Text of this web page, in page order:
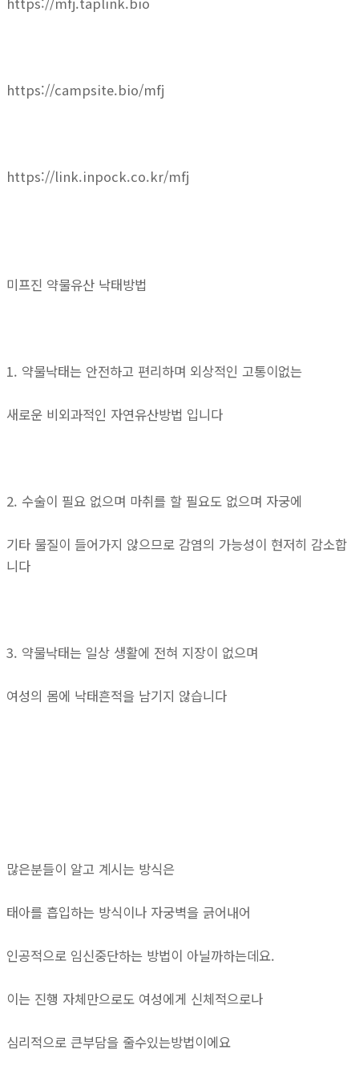
https://campsite.bio/mfj
https://link.inpock.co.kr/mfj
미프진 약물유산 낙태방법
1. 약물낙태는 안전하고 편리하며 외상적인 고통이없는
새로운 비외과적인 자연유산방법 입니다
2. 수술이 필요 없으며 마취를 할 필요도 없으며 자궁에
기타 물질이 들어가지 않으므로 감염의 가능성이 현저히 감소합
니다
3. 약물낙태는 일상 생활에 전혀 지장이 없으며
여성의 몸에 낙태흔적을 남기지 않습니다
많은분들이 알고 계시는 방식은
태아를 흡입하는 방식이나 자궁벽을 긁어내어
인공적으로 임신중단하는 방법이 아닐까하는데요.
이는 진행 자체만으로도 여성에게 신체적으로나
심리적으로 큰부담을 줄수있는방법이에요